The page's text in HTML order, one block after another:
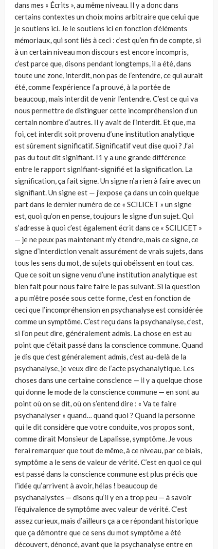
dans mes « Écrits », au même niveau. Il y a donc dans
certains contextes un choix moins arbitraire que celui que
je soutiens ici. Je le soutiens ici en fonction d’éléments
mémoriaux, qui sont liés à ceci : c’est qu’en fin de compte, si
à un certain niveau mon discours est encore incompris,
c’est parce que, disons pendant longtemps, il a été, dans
toute une zone, interdit, non pas de l’entendre, ce qui aurait
été, comme l’expérience l’a prouvé, à la portée de
beaucoup, mais interdit de venir l’entendre. C’est ce qui va
nous permettre de distinguer cette incompréhension d’un
certain nombre d’autres. Il y avait de l’interdit. Et que, ma
foi, cet interdit soit provenu d’une institution analytique
est sûrement significatif. Significatif veut dise quoi ? J’ai
pas du tout dit signifiant. I1 y a une grande différence
entre le rapport signifiant-signifié et la signification. La
signification, ça fait signe. Un signe n’a rien à faire avec un
signifiant. Un signe est — j’expose ça dans un coin quelque
part dans le dernier numéro de ce « SCILICET » un signe
est, quoi qu’on en pense, toujours le signe d’un sujet. Qui
s’adresse à quoi c’est également écrit dans ce « SCILICET »
— je ne peux pas maintenant m’y étendre, mais ce signe, ce
signe d’interdiction venait assurément de vrais sujets, dans
tous les sens du mot, de sujets qui obéissent en tout cas.
Que ce soit un signe venu d’une institution analytique est
bien fait pour nous faire faire le pas suivant. Si la question
a pu m’être posée sous cette forme, c’est en fonction de
ceci que l’incompréhension en psychanalyse est considérée
comme un symptôme. C’est reçu dans la psychanalyse, c’est,
si l’on peut dire, généralement admis. La chose en est au
point que c’était passé dans la conscience commune. Quand
je dis que c’est généralement admis, c’est au-delà de la
psychanalyse, je veux dire de l’acte psychanalytique. Les
choses dans une certaine conscience — il y a quelque chose
qui donne le mode de la conscience commune — en sont au
point où on se dit, où on s’entend dire : « Va te faire
psychanalyser » quand… quand quoi ? Quand la personne
qui le dit considère que votre conduite, vos propos sont,
comme dirait Monsieur de Lapalisse, symptôme. Je vous
ferai remarquer que tout de même, à ce niveau, par ce biais,
symptôme a le sens de valeur de vérité. C’est en quoi ce qui
est passé dans la conscience commune est plus précis que
l’idée qu’arrivent à avoir, hélas ! beaucoup de
psychanalystes — disons qu’il y en a trop peu — à savoir
l’équivalence de symptôme avec valeur de vérité. C’est
assez curieux, mais d’ailleurs ça a ce répondant historique
que ça démontre que ce sens du mot symptôme a été
découvert, dénoncé, avant que la psychanalyse entre en